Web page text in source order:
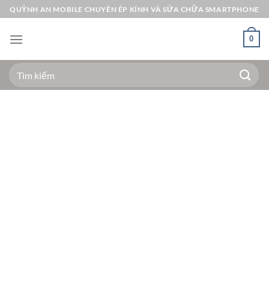
Bỏ
qua
nội
QUỲNH AN MOBILE CHUYÊN ÉP KÍNH VÀ SỬA CHỮA SMARTPHONE
0
Tìm
kiếm: